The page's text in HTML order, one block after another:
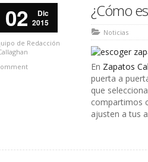
02
Dic
2015
de Redacción
¿Cómo
Noticias
En Zapatos
puerta a
que
compartimos
ajusten a tus